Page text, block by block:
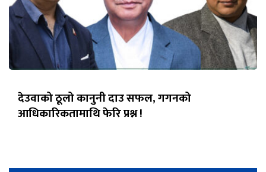
देउवाको ठूलो कानुनी दाउ सफल, गगनको
आधिकारिकतामाथि फेरि प्रश्न !